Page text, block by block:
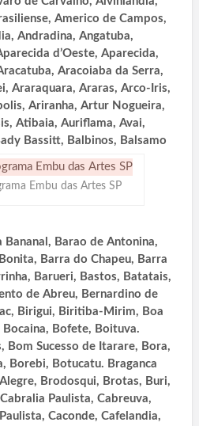
Americo de Campos,
Andradina, Angatuba,
d’Oeste, Aparecida,
Aracoiaba da Serra,
Araraquara, Araras, Arco-Iris,
Ariranha, Artur Nogueira,
Atibaia, Auriflama, Avai,
Bassitt, Balbinos, Balsamo
Embu das Artes SP
Barao de Antonina,
Barra do Chapeu, Barra
Barueri, Bastos, Batatais,
de Abreu, Bernardino de
Birigui, Biritiba-Mirim, Boa
Bocaina, Bofete, Boituva.
Bom Sucesso de Itarare, Bora,
Borebi, Botucatu. Braganca
Brodosqui, Brotas, Buri,
Paulista, Cabreuva,
Caconde, Cafelandia,